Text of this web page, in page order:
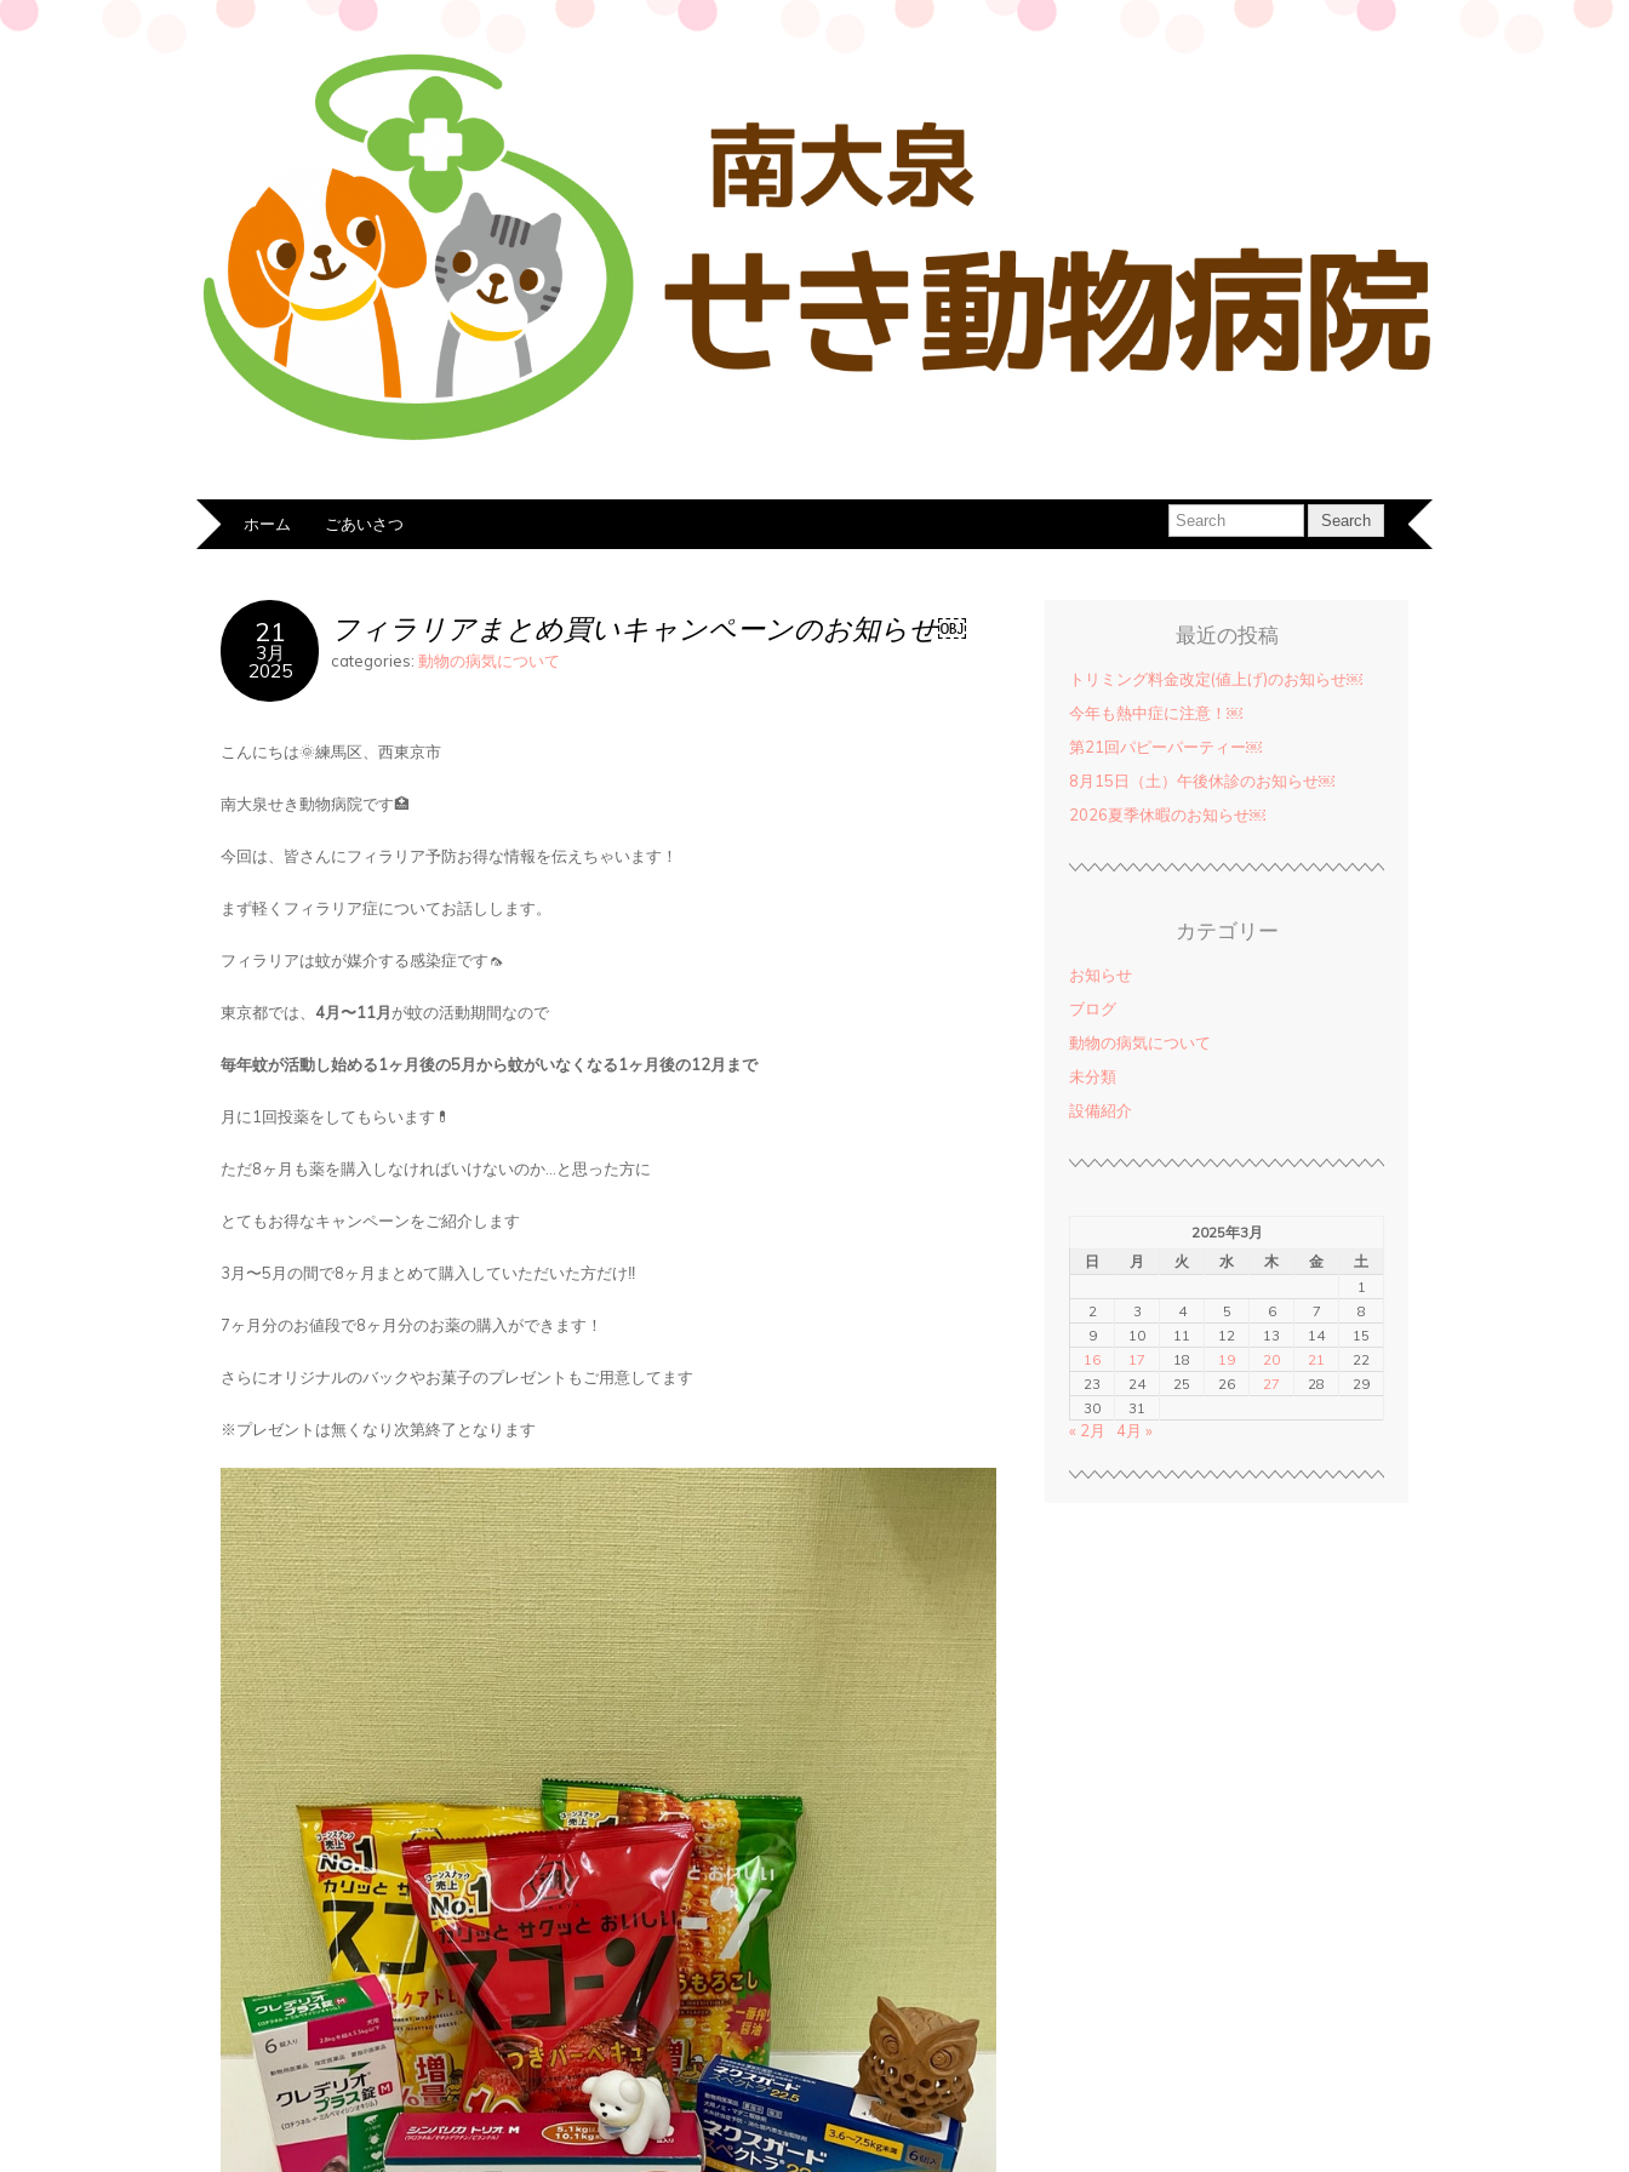
ホーム ごあいさつ
21
3月
2025
フィラリアまとめ買いキャンペーンのお知らせ￼
categories: 動物の病気について
こんにちは🌞練馬区、西東京市
南大泉せき動物病院です🏥
今回は、皆さんにフィラリア予防お得な情報を伝えちゃいます！
まず軽くフィラリア症についてお話しします。
フィラリアは蚊が媒介する感染症です🦟
東京都では、 4月〜11月が蚊の活動期間なので
毎年蚊が活動し始める1ヶ月後の5月から蚊がいなくなる1ヶ月後の12月まで
月に1回投薬をしてもらいます💊
ただ8ヶ月も薬を購入しなければいけないのか…と思った方に
とてもお得なキャンペーンをご紹介します
3月〜5月の間で8ヶ月まとめて購入していただいた方だけ‼️
7ヶ月分のお値段で8ヶ月分のお薬の購入ができます！
さらにオリジナルのバックやお菓子のプレゼントもご用意してます
※プレゼントは無くなり次第終了となります
最近の投稿
トリミング料金改定(値上げ)のお知らせ￼
今年も熱中症に注意！￼
第21回パピーパーティー￼
8月15日（土）午後休診のお知らせ￼
2026夏季休暇のお知らせ￼
カテゴリー
お知らせ
ブログ
動物の病気について
未分類
設備紹介
2025年3月
日
月 火 水 木 金
土
1
2
3 4 5 6 7
8
9
10 11 12 13 14
15
16
17 18 19 20 21
22
23
24 25 26 27 28
29
30
31
« 2月 4月 »